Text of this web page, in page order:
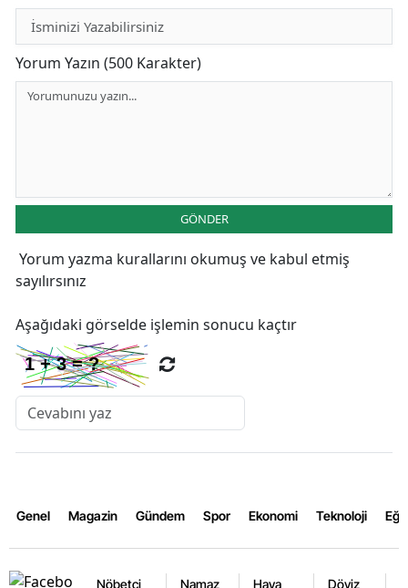
Yorum Yazın (500 Karakter)
GÖNDER
Yorum yazma kurallarını okumuş ve kabul etmiş
sayılırsınız
Aşağıdaki görselde işlemin sonucu kaçtır
Genel Magazin Gündem Spor Ekonomi Teknoloji
Nöbetçi Namaz Hava Döviz